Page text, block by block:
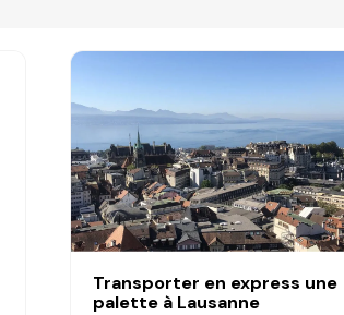
Transporter en express une
palette à Lausanne